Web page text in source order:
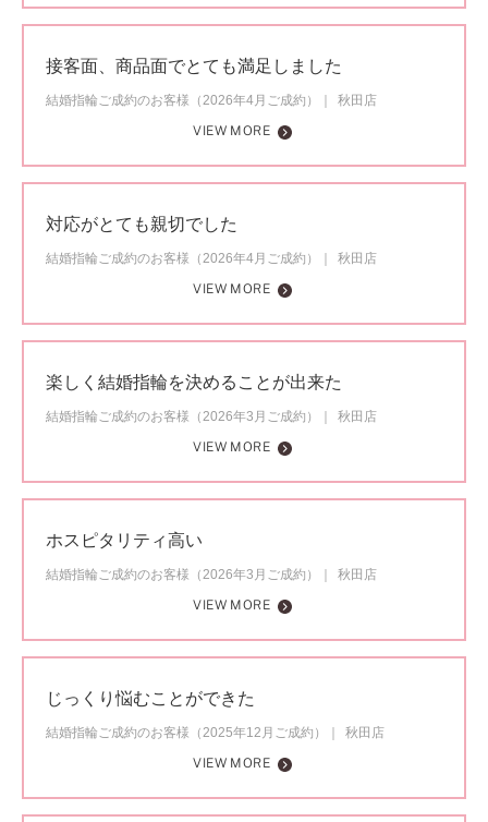
接客面、商品面でとても満足しました
結婚指輪ご成約のお客様（2026年4月ご成約）
秋田店
VIEW MORE
対応がとても親切でした
結婚指輪ご成約のお客様（2026年4月ご成約）
秋田店
VIEW MORE
楽しく結婚指輪を決めることが出来た
結婚指輪ご成約のお客様（2026年3月ご成約）
秋田店
VIEW MORE
ホスピタリティ高い
結婚指輪ご成約のお客様（2026年3月ご成約）
秋田店
VIEW MORE
じっくり悩むことができた
結婚指輪ご成約のお客様（2025年12月ご成約）
秋田店
VIEW MORE